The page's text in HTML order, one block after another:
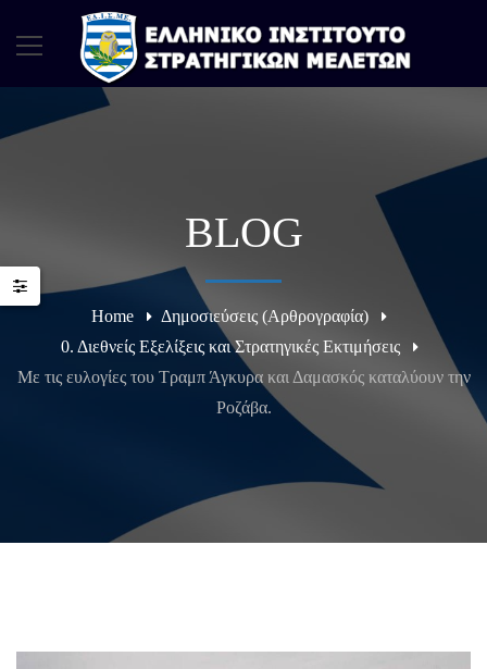
BLOG
Home
Δημοσιεύσεις (Αρθρογραφία)
0. Διεθνείς Εξελίξεις και Στρατηγικές Εκτιμήσεις
Με τις ευλογίες του Τραμπ Άγκυρα και Δαμασκός καταλύουν την
Ροζάβα.